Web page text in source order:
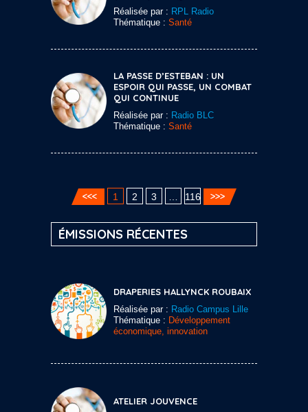
Réalisée par : RPL Radio
Thématique : Santé
LA PASSE D’ESTEBAN : UN
ESPOIR QUI PASSE, UN COMBAT
QUI CONTINUE
Réalisée par : Radio BLC
Thématique : Santé
1 2 3 116
ÉMISSIONS RÉCENTES
DRAPERIES HALLYNCK ROUBAIX
Réalisée par : Radio Campus Lille
Thématique : Développement
économique, innovation
ATELIER JOUVENCE